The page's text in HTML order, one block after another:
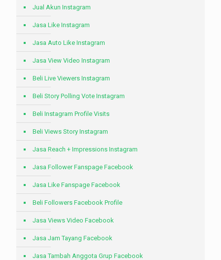
Jual Akun Instagram
Jasa Like Instagram
Jasa Auto Like Instagram
Jasa View Video Instagram
Beli Live Viewers Instagram
Beli Story Polling Vote Instagram
Beli Instagram Profile Visits
Beli Views Story Instagram
Jasa Reach + Impressions Instagram
Jasa Follower Fanspage Facebook
Jasa Like Fanspage Facebook
Beli Followers Facebook Profile
Jasa Views Video Facebook
Jasa Jam Tayang Facebook
Jasa Tambah Anggota Grup Facebook